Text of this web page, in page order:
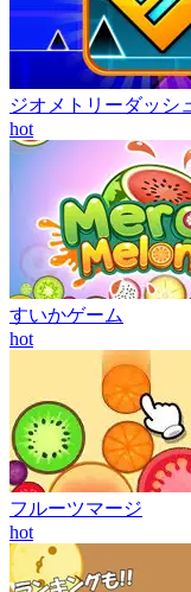
ジオメトリーダッシ
hot
すいかゲーム
hot
フルーツマージ
hot